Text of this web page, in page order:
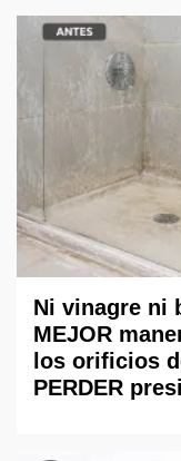
Ni vinagre ni
MEJOR
los orificios
PERDER